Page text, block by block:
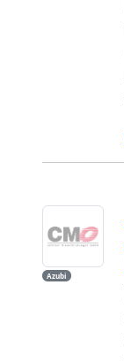
Azubi